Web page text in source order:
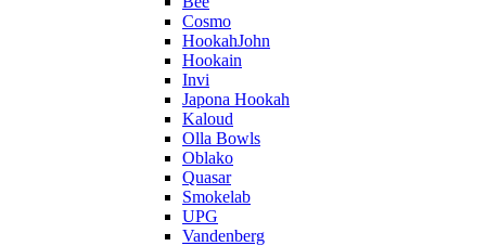
Cosmo
HookahJohn
Hookain
Invi
Japona Hookah
Kaloud
Olla Bowls
Oblako
Quasar
Smokelab
UPG
Vandenberg